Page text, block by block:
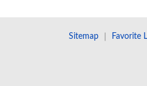
Sitemap Favorite